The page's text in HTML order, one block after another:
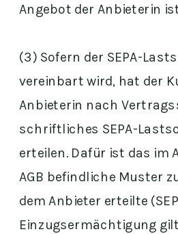
Angebot der Anbieterin
(3) Sofern der SEPA-
vereinbart wird, hat der
Anbieterin nach
schriftliches SEPA-
erteilen. Dafür ist das im
AGB befindliche Muster
dem Anbieter erteilte
Einzugsermächtigung